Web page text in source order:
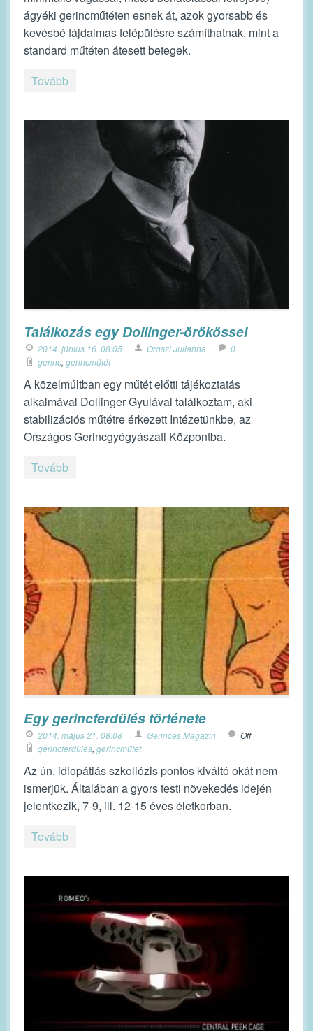
ágyéki gerincműtéten esnek át, azok gyorsabb és
kevésbé fájdalmas felépülésre számíthatnak, mint a
standard műtéten átesett betegek.
Tovább
Találkozás egy Dollinger-örökössel
2014. június 16. 08:05 Oroszi Julianna
0
gerinc, gerincműtét
A közelmúltban egy műtét előtti tájékoztatás
alkalmával Dollinger Gyulával találkoztam, aki
stabilizációs műtétre érkezett Intézetünkbe, az
Országos Gerincgyógyászati Központba.
Tovább
Egy gerincferdülés története
2014. május 21. 08:08 Gerinces Magazin
Off
gerincferdülés, gerincműtét
Az ún. idiopátiás szkoliózis pontos kiváltó okát nem
ismerjük. Általában a gyors testi növekedés idején
jelentkezik, 7-9, ill. 12-15 éves életkorban.
Tovább